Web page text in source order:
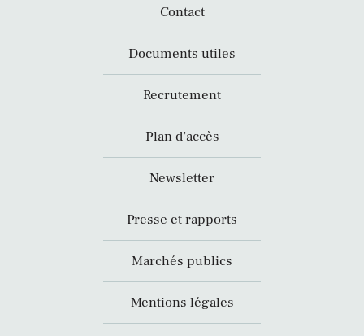
Contact
Documents utiles
Recrutement
Plan d’accès
Newsletter
Presse et rapports
Marchés publics
Mentions légales